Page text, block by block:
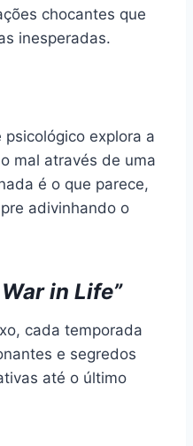
chocantes que
inesperadas.
explora a
mal através de uma
é o que parece,
adivinhando o
in Life”
cada temporada
e segredos
até o último